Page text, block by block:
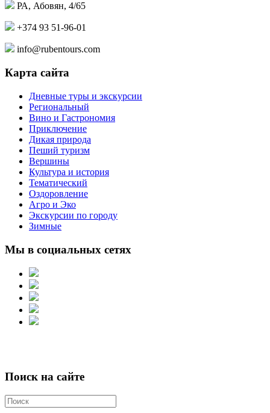
РА, Абовян, 4/65
+374 93 51-96-01
info@rubentours.com
Карта сайта
Дневные туры и экскурсии
Региональный
Вино и Гастрономия
Приключение
Дикая природа
Пеший туризм
Вершины
Культура и история
Тематический
Оздоровление
Агро и Эко
Экскурсии по городу
Зимные
Мы в социальных сетях
Поиск на сайте